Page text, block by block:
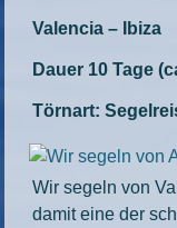
Valencia – Ibiza
Dauer 10 Tage
Törnart:
Wir segeln von
damit eine der